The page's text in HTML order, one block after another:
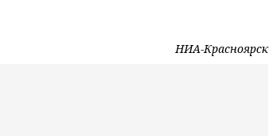
НИА-Красноярск